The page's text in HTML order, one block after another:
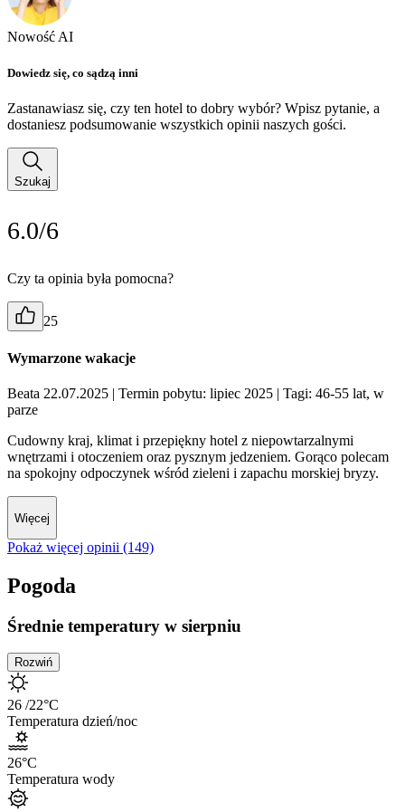
Nowość AI
Dowiedz się, co sądzą inni
Zastanawiasz się, czy ten hotel to dobry wybór? Wpisz pytanie, a
dostaniesz podsumowanie wszystkich opinii naszych gości.
Szukaj
6.0/6
Czy ta opinia była pomocna?
25
Wymarzone wakacje
Beata 22.07.2025 | Termin pobytu: lipiec 2025 | Tagi: 46-55 lat, w
parze
Cudowny kraj, klimat i przepiękny hotel z niepowtarzalnymi
wnętrzami i otoczeniem oraz pysznym jedzeniem. Gorąco polecam
na spokojny odpoczynek wśród zieleni i zapachu morskiej bryzy.
Więcej
Pokaż więcej opinii (149)
Pogoda
Średnie temperatury w sierpniu
Rozwiń
26 /22°C
Temperatura dzień/noc
26°C
Temperatura wody